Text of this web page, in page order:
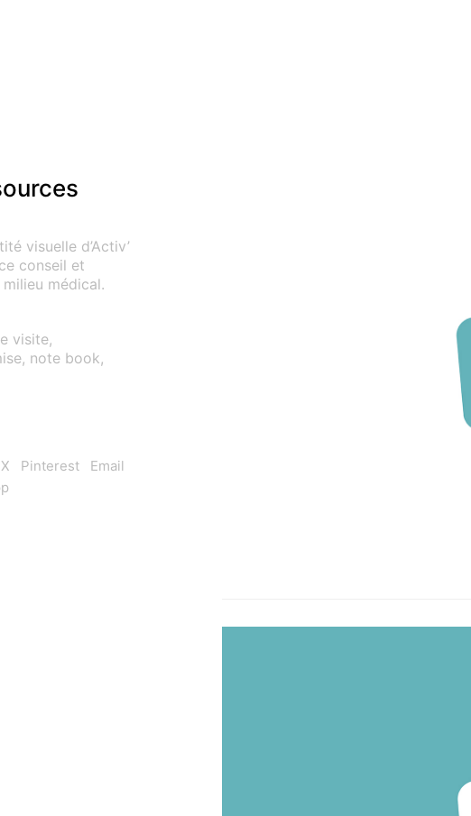
visuelle d’Activ’
conseil et
médical.
visite,
note book,
Pinterest
Email